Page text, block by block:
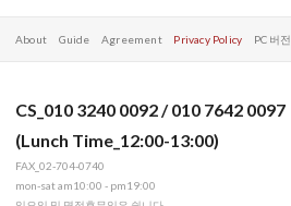
About Guide Agreement Privacy Policy PC 버전
CS_010 3240 0092 / 010 7642 0097
(Lunch Time_12:00-13:00)
FAX_02-704-0740
mon-sat am10:00 - pm19:00